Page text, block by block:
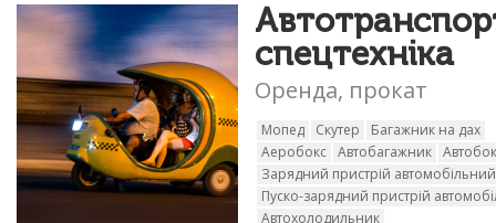
спецтехніка
Оренда, прокат
Мопед Скутер
Багажник на дах
Аеробокс Автобагажник
Зарядний пристрій автомобільний
Пуско-зарядний пристрій
Автохолодильник